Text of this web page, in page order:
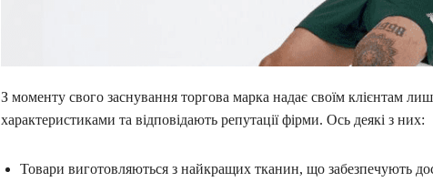
З моменту свого заснування торгова марка надає своїм клієнтам
характеристиками та відповідають репутації фірми. Ось деякі з них:
Товари виготовляються з найкращих тканин, що забезпечують